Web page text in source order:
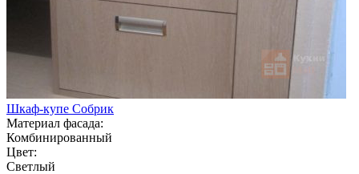
Шкаф-купе Собрик
Материал фасада:
Комбинированный
Цвет:
Светлый